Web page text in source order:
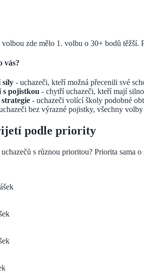
volbou zde mělo 1. volbu o 30+ bodů
vás?
síly - uchazeči, kteří možná přecenili své
s pojistkou - chytří uchazeči, kteří mají
- uchazeči volící školy podobné
bez výrazné pojistky, všechny volby
podle priority
uchazečů s různou prioritou? Priorita